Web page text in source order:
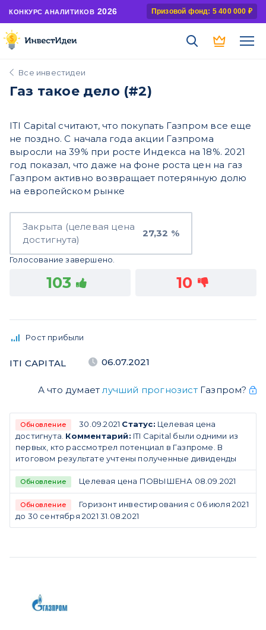
КОНКУРС АНАЛИТИКОВ 2026 Призовой фонд: 5 400 000 ₽
Все инвестидеи
Газ такое дело (#2)
ITI Capital считают, что покупать Газпром все еще
не поздно. С начала года акции Газпрома
выросли на 39% при росте Индекса на 18%. 2021
год показал, что даже на фоне роста цен на газ
Газпром активно возвращает потерянную долю
на европейском рынке
Закрыта (целевая цена
достигнута)
27,32 %
Голосование завершено.
103 10
Рост прибыли
ITI CAPITAL 06.07.2021
А что думает лучший прогнозистГазпром?
Обновление 30.09.2021 Статус: Целевая цена
достигнута. Комментарий: ITI Capital были одними из
первых, кто рассмотрел потенциал в Газпроме. В
итоговом результате учтены полученные дивиденды
Обновление Целевая цена ПОВЫШЕНА 08.09.2021
Обновление
Горизонт инвестирования с 06 июля 2021
до 30 сентября 2021 31.08.2021